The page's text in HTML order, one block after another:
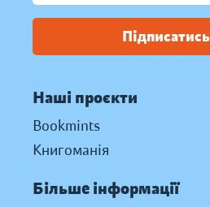
Підписатись
Наші проєкти
Bookmints
Книгоманія
Більше інформації